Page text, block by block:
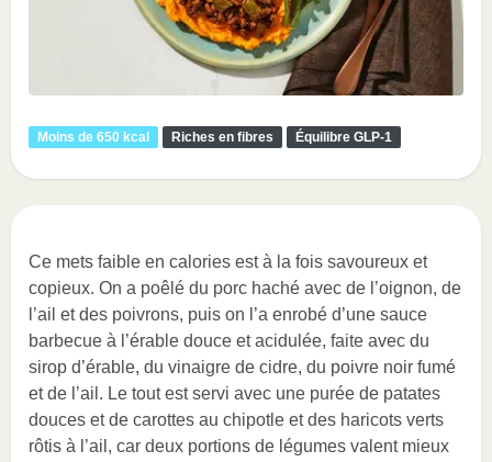
Moins de 650 kcal Riches en fibres Équilibre GLP-1
Ce mets faible en calories est à la fois savoureux et
copieux. On a poêlé du porc haché avec de l’oignon, de
l’ail et des poivrons, puis on l’a enrobé d’une sauce
barbecue à l’érable douce et acidulée, faite avec du
sirop d’érable, du vinaigre de cidre, du poivre noir fumé
et de l’ail. Le tout est servi avec une purée de patates
douces et de carottes au chipotle et des haricots verts
rôtis à l’ail, car deux portions de légumes valent mieux